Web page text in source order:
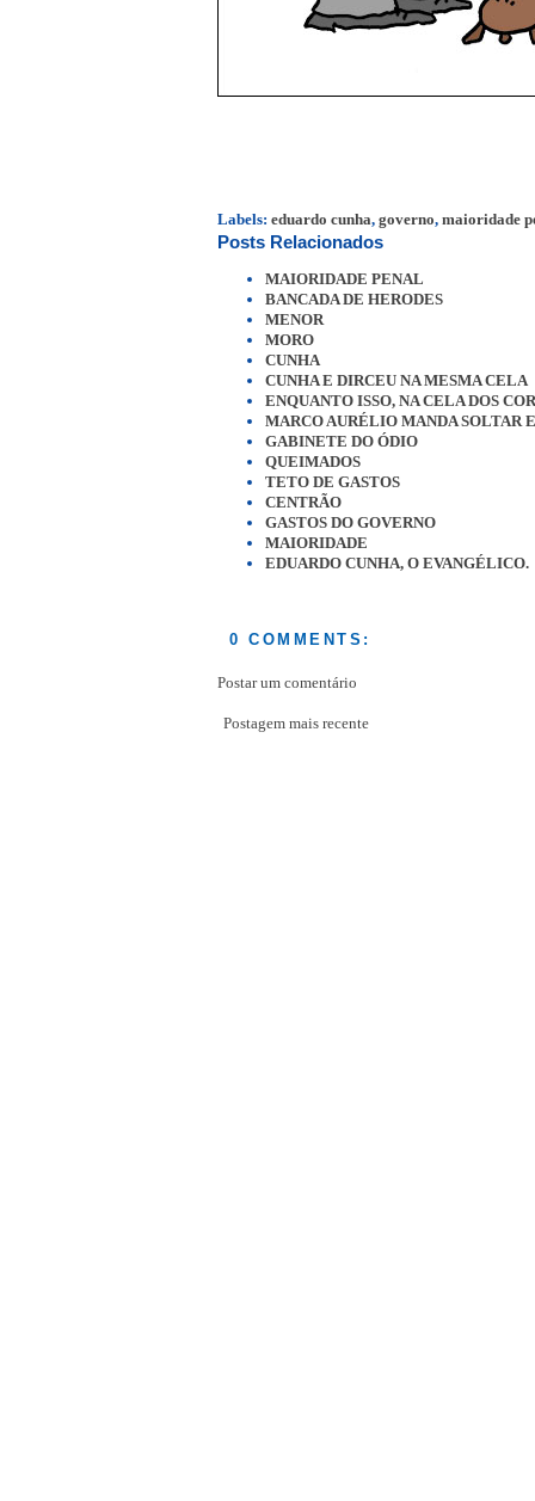
Labels: eduardo cunha, governo, maioridade
Posts Relacionados
MAIORIDADE PENAL
BANCADA DE HERODES
MENOR
MORO
CUNHA
CUNHA E DIRCEU NA MESMA CELA
ENQUANTO ISSO, NA CELA DOS
MARCO AURÉLIO MANDA SOLTAR
GABINETE DO ÓDIO
QUEIMADOS
TETO DE GASTOS
CENTRÃO
GASTOS DO GOVERNO
MAIORIDADE
EDUARDO CUNHA, O EVANGÉLICO.
0 COMMENTS:
Postar um comentário
Postagem mais recente